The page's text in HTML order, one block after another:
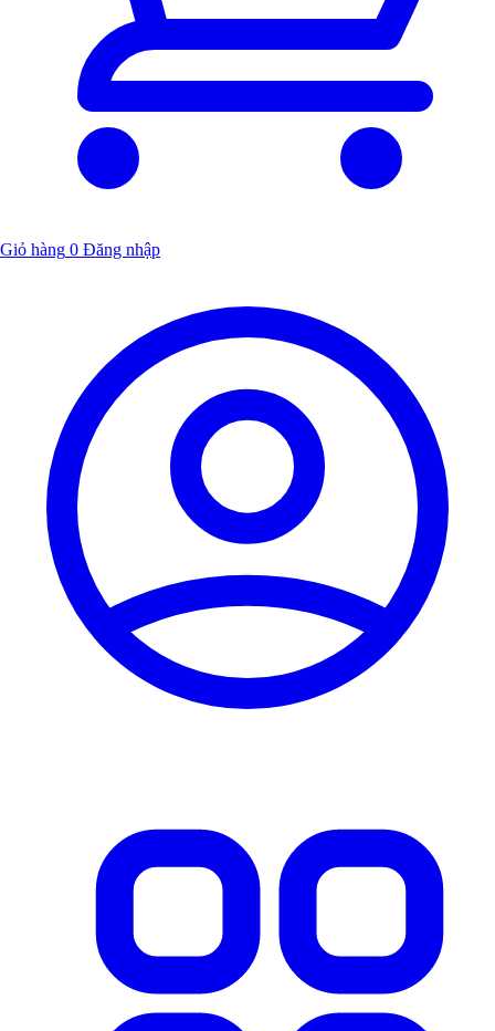
Giỏ hàng 0 Đăng nhập